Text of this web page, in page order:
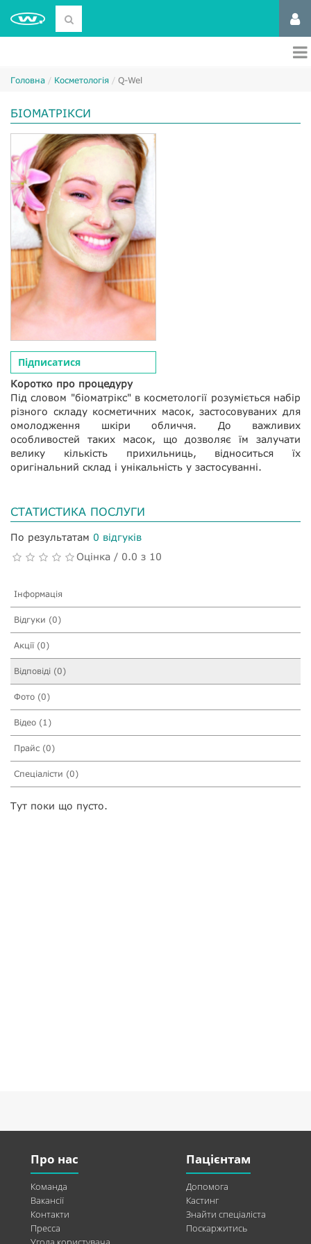
Головна Косметологія Q-Wel
БІОМАТРІКСИ
Підписатися
Коротко про процедуру
Під словом "біоматрікс" в косметології розуміється набір
різного складу косметичних масок, застосовуваних для
омолодження шкіри обличчя. До важливих
особливостей таких масок, що дозволяє їм залучати
велику кількість прихильниць, відноситься їх
оригінальний склад і унікальність у застосуванні.
СТАТИСТИКА ПОСЛУГИ
По результатам 0 відгуків
Оцінка / 0.0 з 10
Інформація
Відгуки (0)
Акції (0)
Відповіді (0)
Фото (0)
Відео (1)
Прайс (0)
Спеціалісти (0)
Тут поки що пусто.
Про нас
Команда
Вакансії
Контакти
Пресса
Пацієнтам
Допомога
Кастинг
Знайти спеціаліста
Поскаржитись